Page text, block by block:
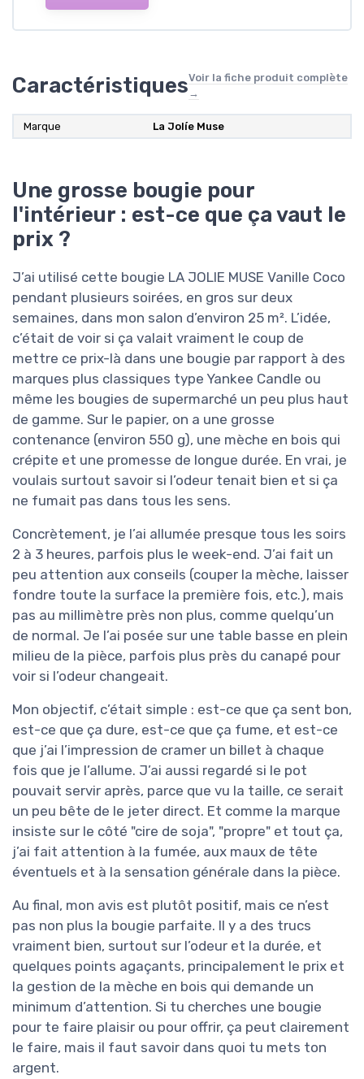
CaractéristiquesVoir la fiche produit complète
→
Marque La Jolíe Muse
Une grosse bougie pour
l'intérieur : est-ce que ça vaut le
prix ?
J’ai utilisé cette bougie LA JOLIE MUSE Vanille Coco
pendant plusieurs soirées, en gros sur deux
semaines, dans mon salon d’environ 25 m². L’idée,
c’était de voir si ça valait vraiment le coup de
mettre ce prix-là dans une bougie par rapport à des
marques plus classiques type Yankee Candle ou
même les bougies de supermarché un peu plus haut
de gamme. Sur le papier, on a une grosse
contenance (environ 550 g), une mèche en bois qui
crépite et une promesse de longue durée. En vrai, je
voulais surtout savoir si l’odeur tenait bien et si ça
ne fumait pas dans tous les sens.
Concrètement, je l’ai allumée presque tous les soirs
2 à 3 heures, parfois plus le week-end. J’ai fait un
peu attention aux conseils (couper la mèche, laisser
fondre toute la surface la première fois, etc.), mais
pas au millimètre près non plus, comme quelqu’un
de normal. Je l’ai posée sur une table basse en plein
milieu de la pièce, parfois plus près du canapé pour
voir si l’odeur changeait.
Mon objectif, c’était simple : est-ce que ça sent bon,
est-ce que ça dure, est-ce que ça fume, et est-ce
que j’ai l’impression de cramer un billet à chaque
fois que je l’allume. J’ai aussi regardé si le pot
pouvait servir après, parce que vu la taille, ce serait
un peu bête de le jeter direct. Et comme la marque
insiste sur le côté "cire de soja", "propre" et tout ça,
j’ai fait attention à la fumée, aux maux de tête
éventuels et à la sensation générale dans la pièce.
Au final, mon avis est plutôt positif, mais ce n’est
pas non plus la bougie parfaite. Il y a des trucs
vraiment bien, surtout sur l’odeur et la durée, et
quelques points agaçants, principalement le prix et
la gestion de la mèche en bois qui demande un
minimum d’attention. Si tu cherches une bougie
pour te faire plaisir ou pour offrir, ça peut clairement
le faire, mais il faut savoir dans quoi tu mets ton
argent.